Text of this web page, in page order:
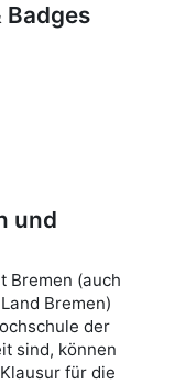
Badges
und
Bremen (auch
Bremen)
der
sind, können
für die